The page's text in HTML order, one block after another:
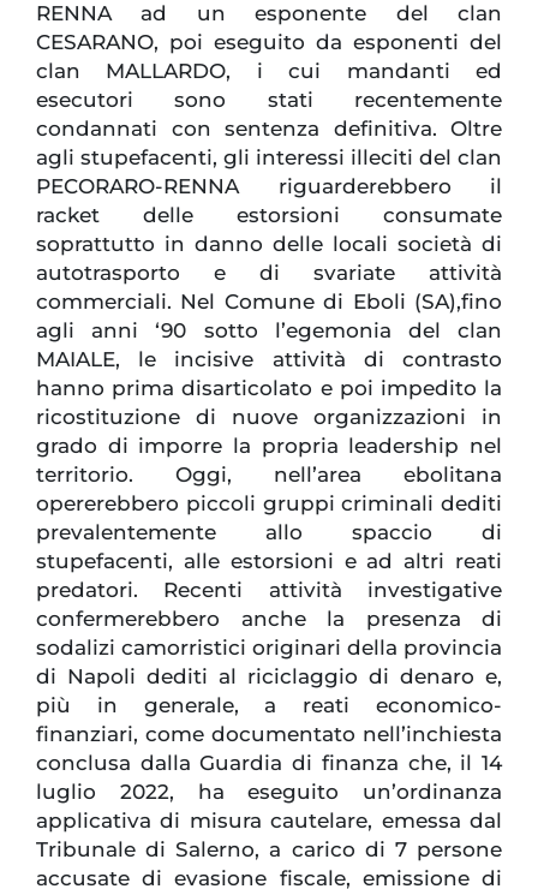
RENNA ad un esponente del clan
CESARANO, poi eseguito da esponenti del
clan MALLARDO, i cui mandanti ed
esecutori sono stati recentemente
condannati con sentenza definitiva. Oltre
agli stupefacenti, gli interessi illeciti del clan
PECORARO-RENNA riguarderebbero il
racket delle estorsioni consumate
soprattutto in danno delle locali società di
autotrasporto e di svariate attività
commerciali. Nel Comune di Eboli (SA),fino
agli anni ‘90 sotto l’egemonia del clan
MAIALE, le incisive attività di contrasto
hanno prima disarticolato e poi impedito la
ricostituzione di nuove organizzazioni in
grado di imporre la propria leadership nel
territorio. Oggi, nell’area ebolitana
opererebbero piccoli gruppi criminali dediti
prevalentemente allo spaccio di
stupefacenti, alle estorsioni e ad altri reati
predatori. Recenti attività investigative
confermerebbero anche la presenza di
sodalizi camorristici originari della provincia
di Napoli dediti al riciclaggio di denaro e,
più in generale, a reati economico-
finanziari, come documentato nell’inchiesta
conclusa dalla Guardia di finanza che, il 14
luglio 2022, ha eseguito un’ordinanza
applicativa di misura cautelare, emessa dal
Tribunale di Salerno, a carico di 7 persone
accusate di evasione fiscale, emissione di